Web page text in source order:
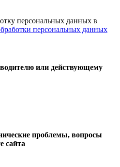
персональных данных в
персональных данных
или действующему
проблемы, вопросы
сайта